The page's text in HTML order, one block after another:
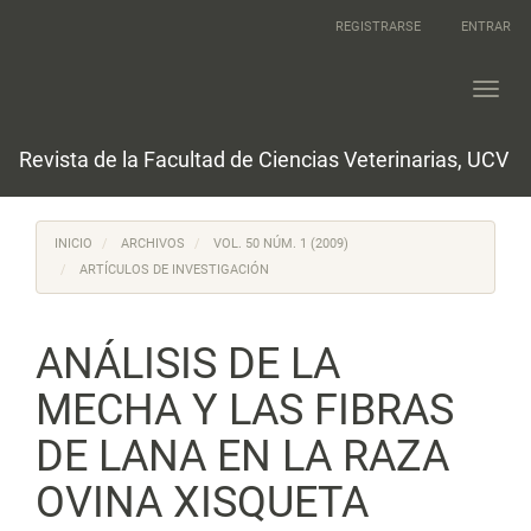
REGISTRARSE ENTRAR
Revista de la Facultad de Ciencias Veterinarias, UCV
INICIO ARCHIVOS
VOL. 50 NÚM. 1 (2009)
ARTÍCULOS DE INVESTIGACIÓN
ANÁLISIS DE LA
MECHA Y LAS FIBRAS
DE LANA EN LA RAZA
OVINA XISQUETA